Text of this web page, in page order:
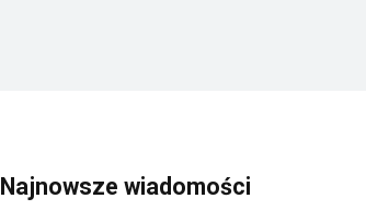
Najnowsze wiadomości